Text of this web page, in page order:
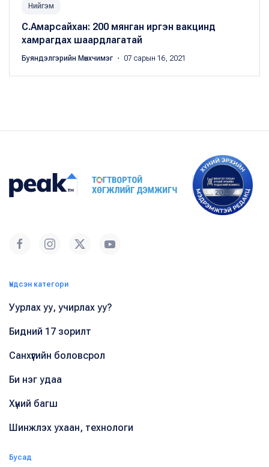
Нийгэм
С.Амарсайхан: 200 мянган иргэн вакцинд
хамрагдах шаардлагатай
Буяндэлгэрийн Мөнхчимэг ・ 07 сарын 16, 2021
Үндсэн категори
Уурлах уу, учирлах уу?
Бидний 17 зорилт
Санхүүгийн боловсрол
Би нэг удаа
Хүний багш
Шинжлэх ухаан, технологи
Бусад